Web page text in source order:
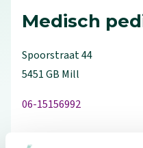
Medisch
Spoorstraat44
5451 GB Mill
06-15156992